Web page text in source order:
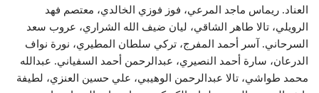
العناد. ريماس ماجد المرعي، فوز فوزي الخالدي، معتصم فهد
الرويلي، تالا طاهر الشاقي، ليان ضيف الله الشراري، عروب سعد
السرحاني. آسر أحمد المفرج، تركي سلطان المطيري، نورة نواف
الدرعان، سارة أحمد النصيري، عبدالرحمن أحمد السفياني. عبدالله
محمد طواشي، تالا عبدالرحمن الوهيبي، علي حسين العنزي، لطيفة